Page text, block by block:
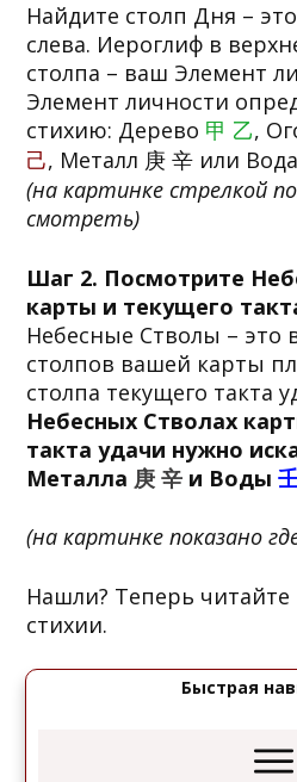
Найдите столп Дня –
слева. Иероглиф в
столпа – ваш Элемент
Элемент личности
стихию: Дерево 甲 乙,
己, Металл 庚 辛 или Вода
(на картинке стрелкой
смотреть)
Шаг 2. Посмотрите
карты и текущего
Небесные Стволы – это
столпов вашей карты
столпа текущего такта
Небесных Стволах
такта удачи нужно
Металла 庚 辛 и Воды
(на картинке показано
Нашли? Теперь читайте
стихии.
Быстрая